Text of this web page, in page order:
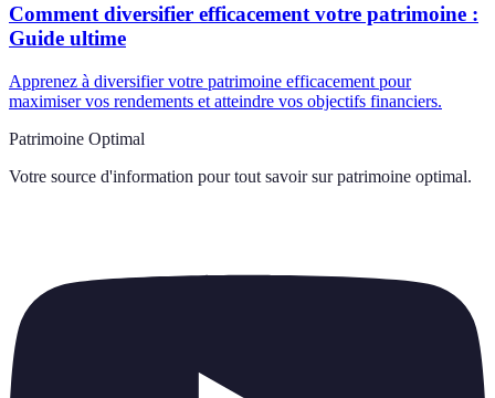
Comment diversifier efficacement votre patrimoine :
Guide ultime
Apprenez à diversifier votre patrimoine efficacement pour
maximiser vos rendements et atteindre vos objectifs financiers.
Patrimoine Optimal
Votre source d'information pour tout savoir sur patrimoine optimal.